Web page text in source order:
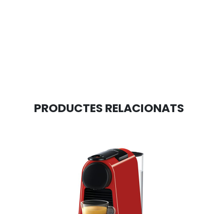
PRODUCTES RELACIONATS